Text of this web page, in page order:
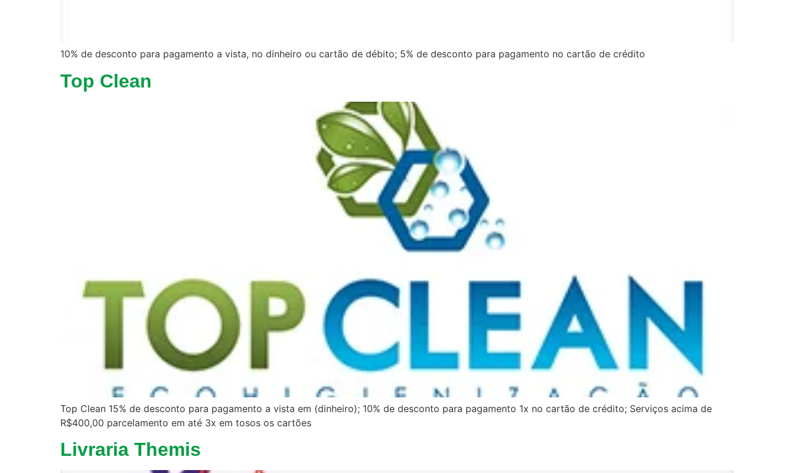
10% de desconto para pagamento a vista, no dinheiro ou cartão de débito; 5% de desconto para pagamento no cartão de crédito
Top Clean
Top Clean 15% de desconto para pagamento a vista em (dinheiro); 10% de desconto para pagamento 1x no cartão de crédito; Serviços acima de
R$400,00 parcelamento em até 3x em tosos os cartões
Livraria Themis